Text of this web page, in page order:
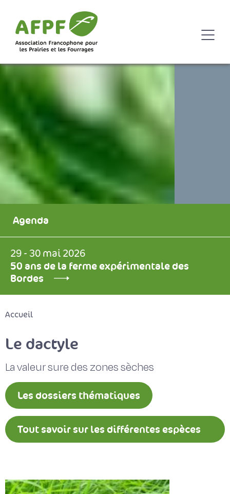
Agenda
29 - 30 mai 2026
50 ans de la ferme expérimentale des
Bordes
Accueil
Le dactyle
La valeur sure des zones sèches
Les dossiers thématiques
Tout savoir sur les différentes espèces